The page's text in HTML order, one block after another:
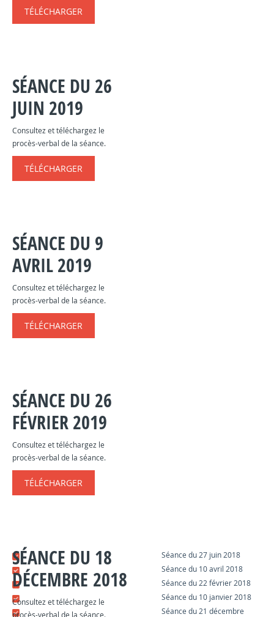
TÉLÉCHARGER
SÉANCE DU 26
JUIN 2019
Consultez et téléchargez le
procès-verbal de la séance.
TÉLÉCHARGER
SÉANCE DU 9
AVRIL 2019
Consultez et téléchargez le
procès-verbal de la séance.
TÉLÉCHARGER
SÉANCE DU 26
FÉVRIER 2019
Consultez et téléchargez le
procès-verbal de la séance.
TÉLÉCHARGER
SÉANCE DU 18
DÉCEMBRE 2018
Consultez et téléchargez le
procès-verbal de la séance.
Séance du 27 juin 2018
Séance du 10 avril 2018
Séance du 22 février 2018
Séance du 10 janvier 2018
Séance du 21 décembre